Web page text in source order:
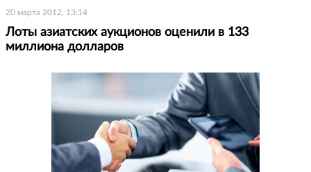
20 марта 2012, 13:14
Лоты азиатских аукционов оценили в 133
миллиона долларов